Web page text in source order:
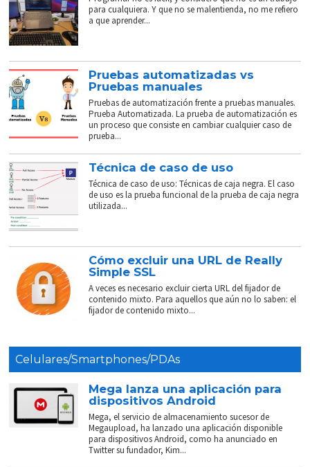
para cualquiera. Y que no se malentienda, no me refiero
a que aprender...
Pruebas automatizadas vs
Pruebas manuales
Pruebas de automatización frente a pruebas manuales.
Prueba Automatizada. La prueba de automatización es
un proceso que consiste en cambiar cualquier caso de
prueba...
Técnica de caso de uso
Técnica de caso de uso: Técnicas de caja negra. El caso
de uso es la prueba funcional de la prueba de caja negra
utilizada...
Cómo excluir una URL de Really
Simple SSL
A veces es necesario excluir cierta URL del fijador de
contenido mixto. Para aquellos que aún no lo saben: el
fijador de contenido mixto...
Celulares/Smartphones/PDAs
Mega lanza una aplicación para
dispositivos Android
Mega, el servicio de almacenamiento sucesor de
Megaupload, ha lanzado una aplicación disponible
para dispositivos Android, como ha anunciado en
Twitter su fundador, Kim...